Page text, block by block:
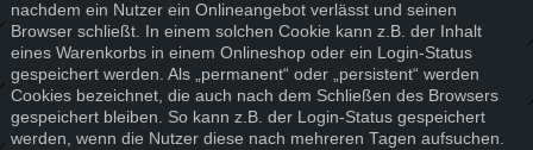
nachdem ein Nutzer ein Onlineangebot verlässt und seinen
Browser schließt. In einem solchen Cookie kann z.B. der Inhalt
eines Warenkorbs in einem Onlineshop oder ein Login-Status
gespeichert werden. Als „permanent“ oder „persistent“ werden
Cookies bezeichnet, die auch nach dem Schließen des Browsers
gespeichert bleiben. So kann z.B. der Login-Status gespeichert
werden, wenn die Nutzer diese nach mehreren Tagen aufsuchen.